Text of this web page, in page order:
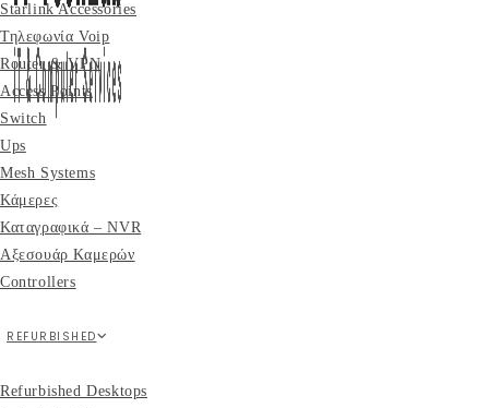
Starlink Accessories
Τηλεφωνία Voip
Router & VPN
Access Points
Switch
Ups
Mesh Systems
Κάμερες
Καταγραφικά – NVR
Αξεσουάρ Καμερών
Controllers
REFURBISHED
Refurbished Desktops